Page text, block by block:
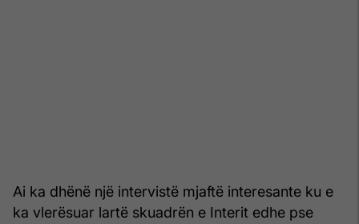
Ai ka dhënë një intervistë mjaftë interesante ku e
ka vlerësuar lartë skuadrën e Interit edhe pse